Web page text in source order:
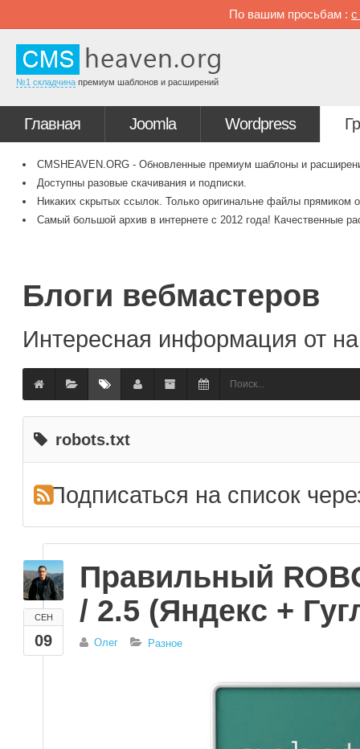
По вашим просьбам : с
№1 складчина премиум шаблонов и расширений
Главная Joomla Wordpress
CMSHEAVEN.ORG - Обновленные премиум шаблоны и
Доступны разовые скачивания и подписки.
Никаких скрытых ссылок. Только оригинальне файлы прямиком
Самый большой архив в интернете с 2012 года! Качественные
Блоги вебмастеров
Интересная информация от
robots.txt
Подписаться на список
СЕН
09
Правильный
/ 2.5 (Яндекс +
Олег Разное